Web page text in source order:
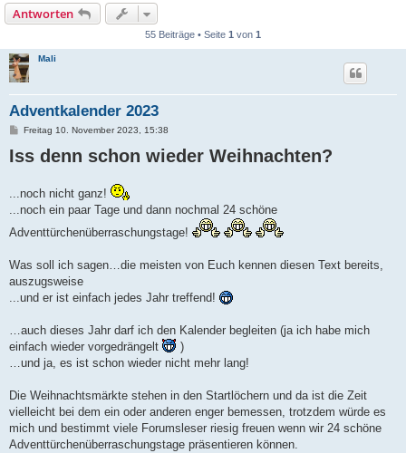
Antworten
55 Beiträge • Seite 1 von 1
Mali
Adventkalender 2023
B
i
t
g
Freitag 10. November 2023, 15:38
Iss denn schon wieder Weihnachten?
...noch nicht ganz!
...noch ein paar Tage und dann nochmal 24 schöne
Adventtürchenüberraschungstage!
Was soll ich sagen…die meisten von Euch kennen diesen Text bereits,
auszugsweise
...und er ist einfach jedes Jahr treffend!
…auch dieses Jahr darf ich den Kalender begleiten (ja ich habe mich
einfach wieder vorgedrängelt
)
…und ja, es ist schon wieder nicht mehr lang!
Die Weihnachtsmärkte stehen in den Startlöchern und da ist die Zeit
vielleicht bei dem ein oder anderen enger bemessen, trotzdem würde es
mich und bestimmt viele Forumsleser riesig freuen wenn wir 24 schöne
Adventtürchenüberraschungstage präsentieren können.